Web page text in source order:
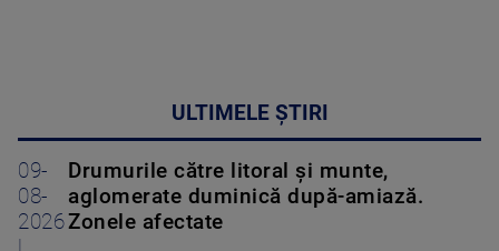
ULTIMELE ȘTIRI
09-
08-
2026
Drumurile către litoral și munte,
aglomerate duminică după-amiază.
Zonele afectate